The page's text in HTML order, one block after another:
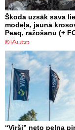
Škoda uzsāk sava
modeļa, jaunā
Peaq, ražošanu (+
“Virši” neto peļņa